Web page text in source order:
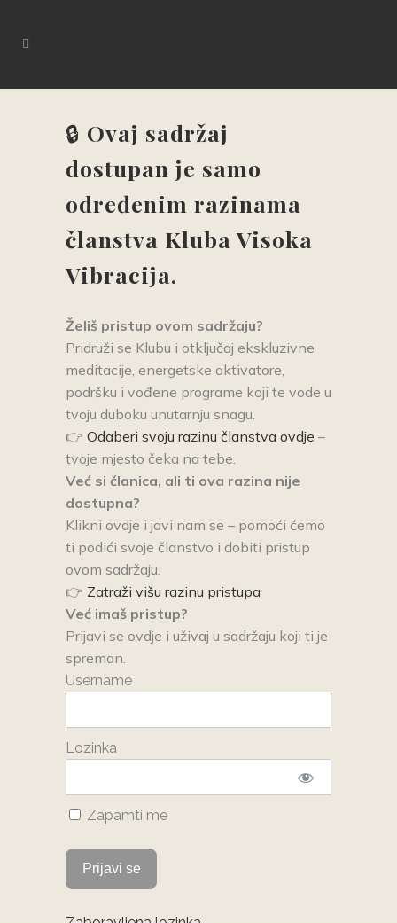
🔒 Ovaj sadržaj
dostupan je samo
određenim razinama
članstva Kluba Visoka
Vibracija.
Želiš pristup ovom sadržaju?
Pridruži se Klubu i otključaj ekskluzivne
meditacije, energetske aktivatore,
podršku i vođene programe koji te vode u
tvoju duboku unutarnju snagu.
👉 Odaberi svoju razinu članstva ovdje –
tvoje mjesto čeka na tebe.
Već si članica, ali ti ova razina nije
dostupna?
Klikni ovdje i javi nam se – pomoći ćemo
ti podići svoje članstvo i dobiti pristup
ovom sadržaju.
👉 Zatraži višu razinu pristupa
Već imaš pristup?
Prijavi se ovdje i uživaj u sadržaju koji ti je
spreman.
Username
Lozinka
Zapamti me